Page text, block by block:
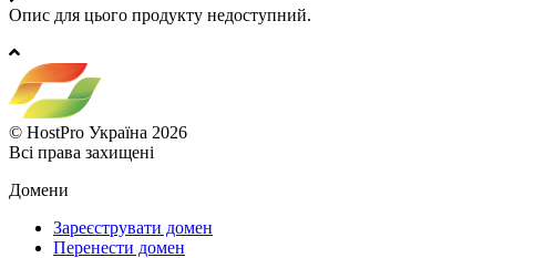
Опис для цього продукту недоступний.
© HostPro Україна 2026
Всі права захищені
Домени
Зареєструвати домен
Перенести домен